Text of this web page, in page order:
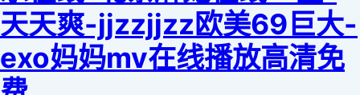
天天爽-jjzzjjzz欧美69巨大-
exo妈妈mv在线播放高清免